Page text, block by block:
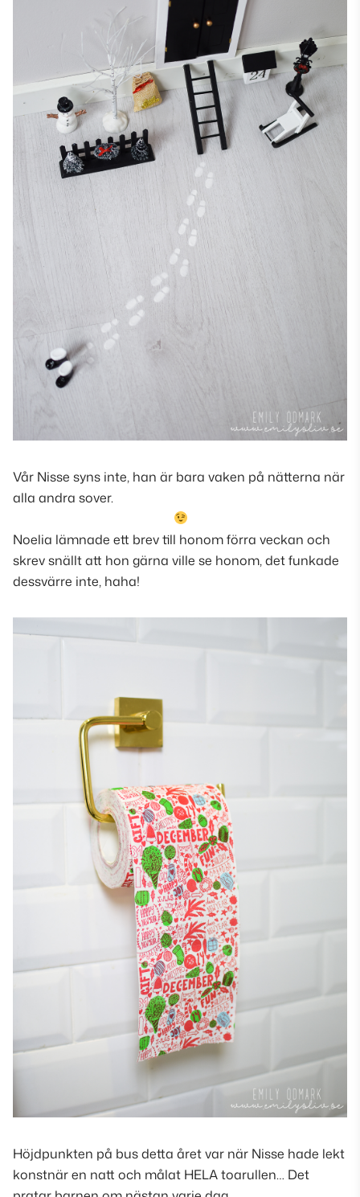
Vår Nisse syns inte, han är bara vaken på nätterna när
alla andra sover.
Noelia lämnade ett brev till honom förra veckan och
skrev snällt att hon gärna ville se honom, det funkade
dessvärre inte, haha!
Höjdpunkten på bus detta året var när Nisse hade lekt
konstnär en natt och målat HELA toarullen… Det